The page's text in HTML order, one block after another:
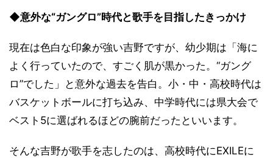
◆意外な“ガングロ”時代と歌手を目指したきっかけ
現在は色白な印象が強い吉野ですが、幼少期は「海に
よく行っていたので、すごく肌が黒かった。“ガング
ロ”でした」と意外な過去を告白。小・中・高校時代は
バスケットボールに打ち込み、中学時代には県大会で
ベスト5に選ばれるほどの腕前だったといいます。
そんな吉野が歌手を志したのは、高校時代にEXILEに